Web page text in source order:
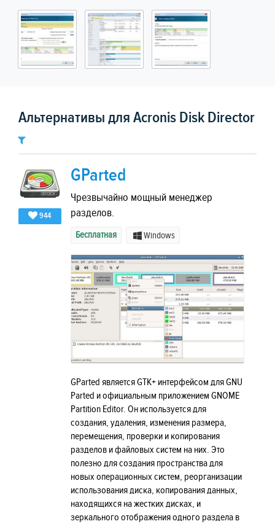
Альтернативы для Acronis Disk Director
944
GParted
Чрезвычайно мощный менеджер
разделов.
Бесплатная Windows
GParted является GTK+ интерфейсом для GNU
Parted и официальным приложением GNOME
Partition Editor. Он используется для
создания, удаления, изменения размера,
перемещения, проверки и копирования
разделов и файловых систем на них. Это
полезно для создания пространства для
новых операционных систем, реорганизации
использования диска, копирования данных,
находящихся на жестких дисках, и
зеркального отображения одного раздела в